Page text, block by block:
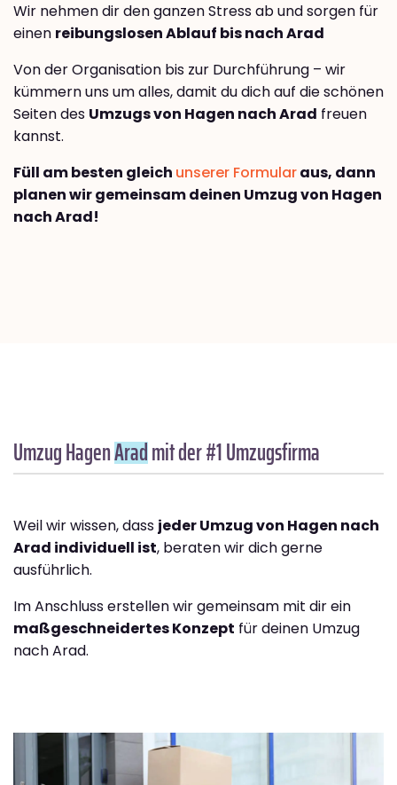
Wir nehmen dir den ganzen Stress ab und sorgen für
einen reibungslosen Ablauf bis nach Arad
Von der Organisation bis zur Durchführung – wir
kümmern uns um alles, damit du dich auf die schönen
Seiten des Umzugs von Hagen nach Arad freuen
kannst.
Füll am besten gleich unserer Formularaus, dann
planen wir gemeinsam deinen Umzug von Hagen
nach Arad!
Umzug HagenAradmit der #1 Umzugsfirma
Weil wir wissen, dass jeder Umzug von Hagen nach
Arad individuell ist, beraten wir dich gerne
ausführlich.
Im Anschluss erstellen wir gemeinsam mit dir ein
maßgeschneidertes Konzept für deinen Umzug
nach Arad.